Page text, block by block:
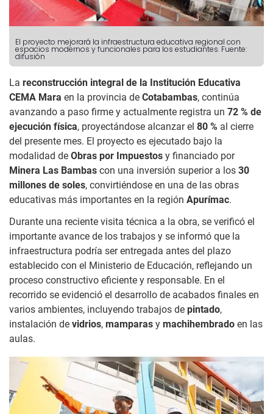
El proyecto mejorará la infraestructura educativa regional con
espacios modernos y funcionales para los estudiantes. Fuente:
difusión
La reconstrucción integral de la Institución Educativa
CEMA Mara en la provincia de Cotabambas, continúa
avanzando a paso firme y actualmente registra un 72 % de
ejecución física, proyectándose alcanzar el 80 % al cierre
del presente mes. El proyecto es ejecutado bajo la
modalidad de Obras por Impuestos y financiado por
Minera Las Bambas con una inversión superior a los 30
millones de soles, convirtiéndose en una de las obras
educativas más importantes en la región Apurímac.
Durante una reciente visita técnica a la obra, se verificó el
importante avance de los trabajos y se informó que la
infraestructura podría ser entregada antes del plazo
establecido con el Ministerio de Educación, reflejando un
proceso constructivo eficiente y responsable. En el
recorrido se evidenció el desarrollo de acabados finales en
varios ambientes, incluyendo trabajos de pintado,
instalación de vidrios, mamparas y machihembrado en las
aulas.